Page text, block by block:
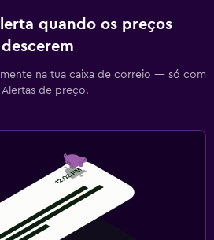
quando os preços
descerem
na tua caixa de correio — só com
Alertas de preço.